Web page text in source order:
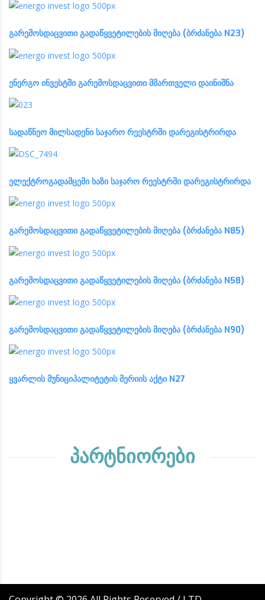
გარემოსდაცვითი გადაწყვეტილების მიღება (ბრძანება N23)
ენერგო ინვესტში გარემოსდაცვითი მმართველი დაინიშნა
სადაწნეო მილსადენი საჯარო რეესტრში დარეგისტრირდა
ელექტროგადამცემი ხაზი საჯარო რეესტრში დარეგისტრირდა
გარემოსდაცვითი გადაწყვეტილების მიღება (ბრძანება N85)
გარემოსდაცვითი გადაწყვეტილების მიღება (ბრძანება N58)
გარემოსდაცვითი გადაწყვეტილების მიღება (ბრძანება N90)
ყვარლის მუნიციპალიტეტის მერიის აქტი N27
პარტნიორები